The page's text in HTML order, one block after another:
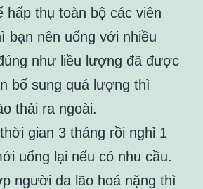
thụ toàn bộ các viên
bạn nên uống với nhiều
như liều lượng đã được
bổ sung quá lượng thì
thải ra ngoài.
gian 3 tháng rồi nghỉ 1
uống lại nếu có nhu cầu.
người da lão hoá nặng thì